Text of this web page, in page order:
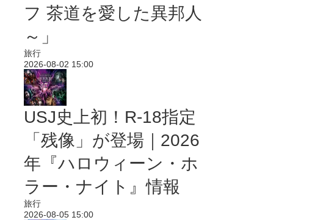
フ 茶道を愛した異邦人
～」
旅行
2026-08-02 15:00
USJ史上初！R-18指定
「残像」が登場｜2026
年『ハロウィーン・ホ
ラー・ナイト』情報
旅行
2026-08-05 15:00